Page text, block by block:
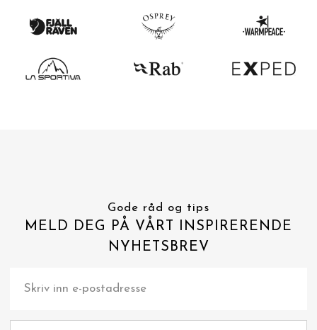
Gode råd og tips
MELD DEG PÅ VÅRT INSPIRERENDE
NYHETSBREV